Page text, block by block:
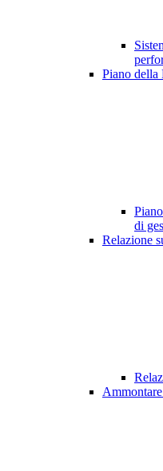
Piano della
di
Relazione